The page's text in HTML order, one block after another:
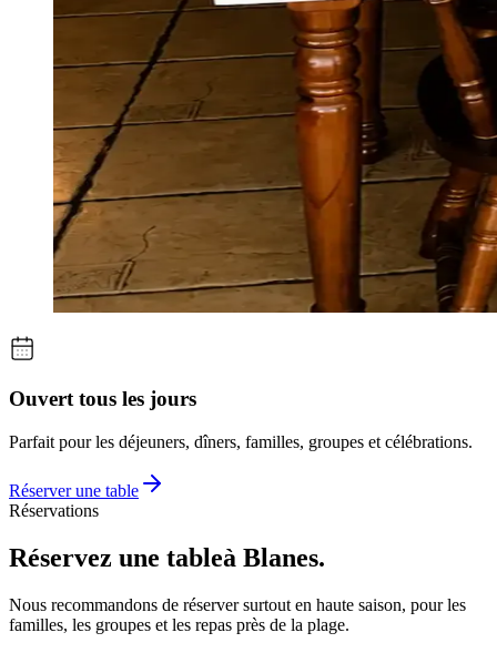
Ouvert tous les jours
Parfait pour les déjeuners, dîners, familles, groupes et célébrations.
Réserver une table
Réservations
Réservez une tableà Blanes.
Nous recommandons de réserver surtout en haute saison, pour les
familles, les groupes et les repas près de la plage.